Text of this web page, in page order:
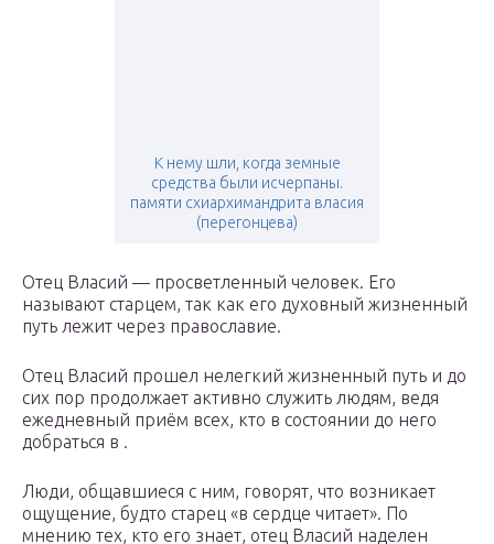
К нему шли, когда земные
средства были исчерпаны.
памяти схиархимандрита власия
(перегонцева)
Отец Власий — просветленный человек. Его
называют старцем, так как его духовный жизненный
путь лежит через православие.
Отец Власий прошел нелегкий жизненный путь и до
сих пор продолжает активно служить людям, ведя
ежедневный приём всех, кто в состоянии до него
добраться в .
Люди, общавшиеся с ним, говорят, что возникает
ощущение, будто старец «в сердце читает». По
мнению тех, кто его знает, отец Власий наделен